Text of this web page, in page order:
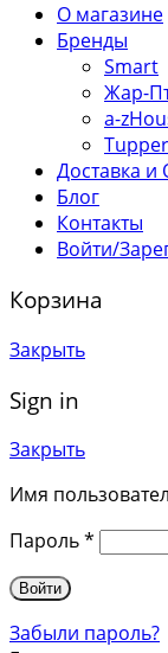
О магазине
Бренды
Smart
Жар-
a-
Доставка и
Блог
Контакты
Войти/
Корзина
Закрыть
Sign in
Закрыть
Имя
Пароль*
Войти
Забыли пароль?